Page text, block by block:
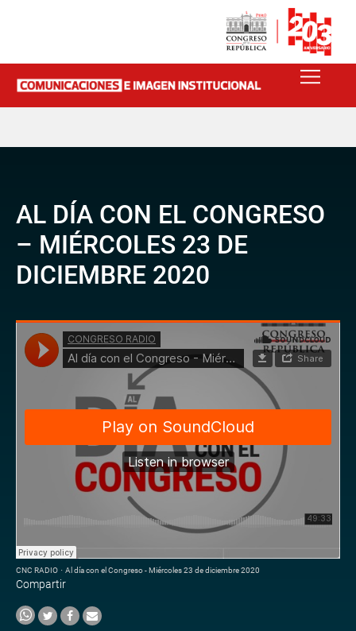
AL DÍA CON EL CONGRESO
– MIÉRCOLES 23 DE
DICIEMBRE 2020
CNC RADIO · Al día con el Congreso - Miércoles 23 de diciembre 2020
Compartir